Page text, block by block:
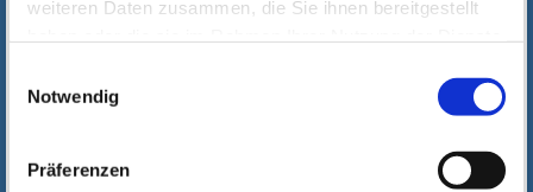
weiteren Daten zusammen, die Sie ihnen bereitgestellt
Datenschutzhinweise
Notwendig
Präferenzen